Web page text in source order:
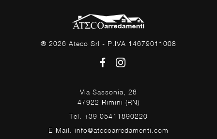
® 2026 Ateco Srl - P.IVA 14679011008
Via Sassonia, 28
47922 Rimini (RN)
Tel. +39 05411890220
E-Mail. info@atecoarredamenti.com